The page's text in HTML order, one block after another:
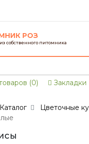
РОЗ
собственного питомника
(0) Закладки
Каталог Цветочные